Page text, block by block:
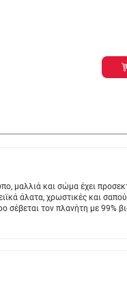
μαλλιά και σώμα έχει
άλατα, χρωστικές και
σέβεται τον πλανήτη με 99%